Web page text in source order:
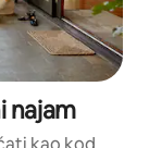
najam